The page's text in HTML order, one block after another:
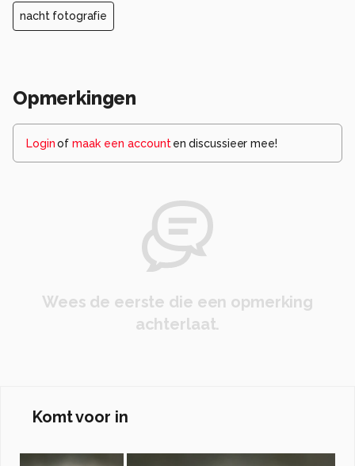
nacht fotografie
Opmerkingen
Loginof maak een account en discussieer mee!
Wees de eerste die een opmerking
achterlaat.
Komt voor in